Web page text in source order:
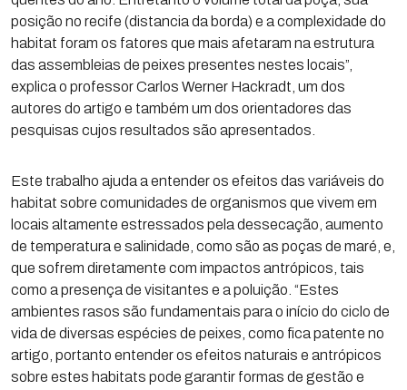
posição no recife (distancia da borda) e a complexidade do
habitat foram os fatores que mais afetaram na estrutura
das assembleias de peixes presentes nestes locais”,
explica o professor Carlos Werner Hackradt, um dos
autores do artigo e também um dos orientadores das
pesquisas cujos resultados são apresentados.
Este trabalho ajuda a entender os efeitos das variáveis do
habitat sobre comunidades de organismos que vivem em
locais altamente estressados pela dessecação, aumento
de temperatura e salinidade, como são as poças de maré, e,
que sofrem diretamente com impactos antrópicos, tais
como a presença de visitantes e a poluição. “Estes
ambientes rasos são fundamentais para o início do ciclo de
vida de diversas espécies de peixes, como fica patente no
artigo, portanto entender os efeitos naturais e antrópicos
sobre estes habitats pode garantir formas de gestão e